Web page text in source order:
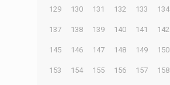
129 130 131 132 133 134
137 138 139 140 141 142
145 146 147 148 149 150
153 154 155 156 157 158